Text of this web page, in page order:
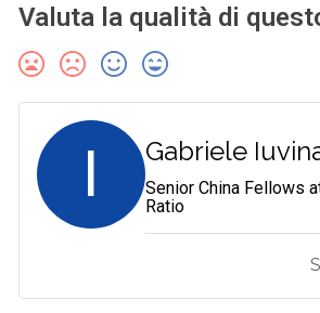
Valuta la qualità di
I Gabriele
Senior China Fellows
Ratio